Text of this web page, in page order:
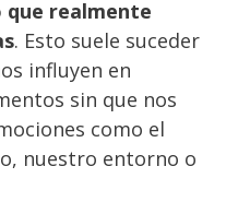
que realmente
. Esto suele suceder
influyen en
sin que nos
como el
nuestro entorno o